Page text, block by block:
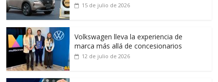
15 de julio de 2026
Volkswagen lleva la experiencia de
marca más allá de concesionarios
12 de julio de 2026